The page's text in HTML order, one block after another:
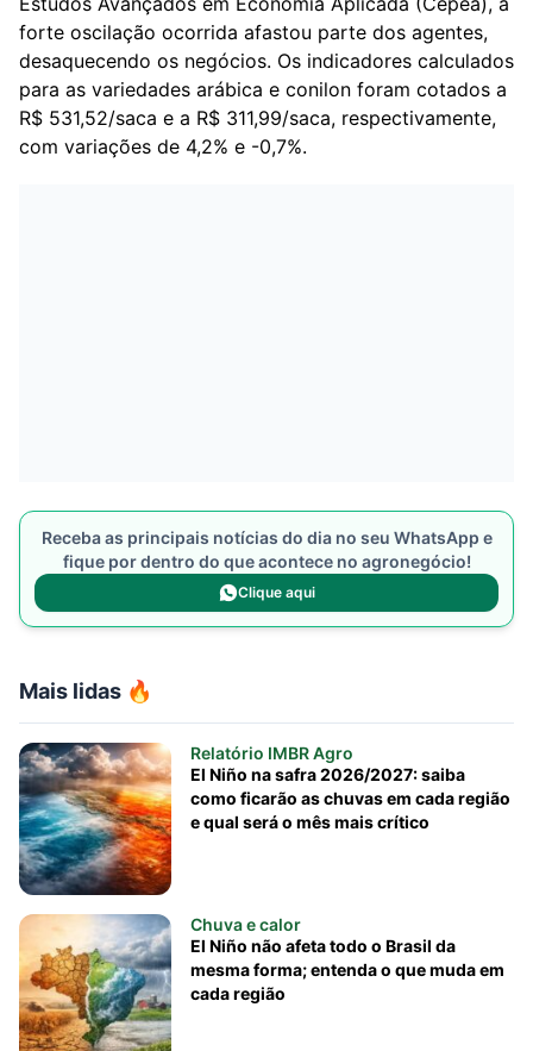
Mais lidas 🔥
Relatório IMBR Agro
El Niño na safra 2026/2027: saiba
como ficarão as chuvas em cada região
e qual será o mês mais crítico
Chuva e calor
El Niño não afeta todo o Brasil da
mesma forma; entenda o que muda em
cada região
forte oscilação ocorrida afastou parte dos agentes,
desaquecendo os negócios. Os indicadores calculados
para as variedades arábica e conilon foram cotados a
R$ 531,52/saca e a R$ 311,99/saca, respectivamente,
com variações de 4,2% e -0,7%.
Receba as principais notícias do dia no seu WhatsApp e
fique por dentro do que acontece no agronegócio!
Clique aqui